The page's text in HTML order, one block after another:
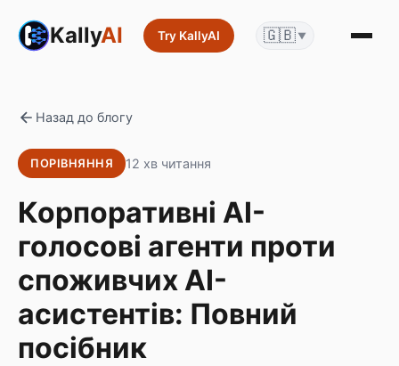
KallyAI Try KallyAI 🇬🇧 ▼
Назад до блогу
ПОРІВНЯННЯ 12 хв читання
Корпоративні AI-
голосові агенти проти
споживчих AI-
асистентів: Повний
посібник